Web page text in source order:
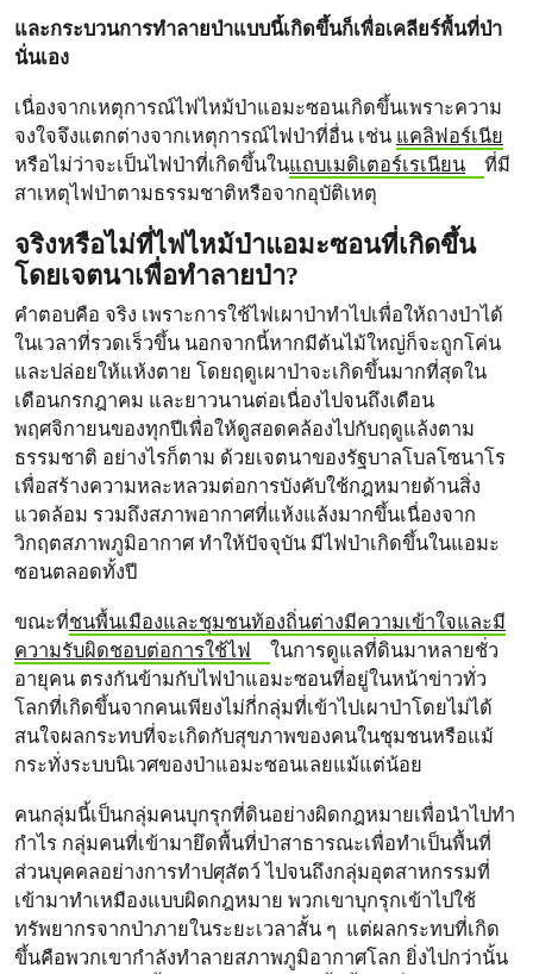
และกระบวนการทำลายป่าแบบนี้เกิดขึ้นก็เพื่อเคลียร์พื้นที่ป่า
นั่นเอง
เนื่องจากเหตุการณ์ไฟไหม้ป่าแอมะซอนเกิดขึ้นเพราะความ
จงใจจึงแตกต่างจากเหตุการณ์ไฟป่าที่อื่น เช่น แคลิฟอร์เนีย
หรือไม่ว่าจะเป็นไฟป่าที่เกิดขึ้นในแถบเมดิเตอร์เรเนียน
ที่มี
สาเหตุไฟป่าตามธรรมชาติหรือจากอุบัติเหตุ
จริงหรือไม่ที่ไฟไหม้ป่าแอมะซอนที่เกิดขึ้น
โดยเจตนาเพื่อทำลายป่า?
คำตอบคือ จริง เพราะการใช้ไฟเผาป่าทำไปเพื่อให้ถางป่าได้
ในเวลาที่รวดเร็วขึ้น นอกจากนี้หากมีต้นไม้ใหญ่ก็จะถูกโค่น
และปล่อยให้แห้งตาย โดยฤดูเผาป่าจะเกิดขึ้นมากที่สุดใน
เดือนกรกฎาคม และยาวนานต่อเนื่องไปจนถึงเดือน
พฤศจิกายนของทุกปีเพื่อให้ดูสอดคล้องไปกับฤดูแล้งตาม
ธรรมชาติ อย่างไรก็ตาม ด้วยเจตนาของรัฐบาลโบลโซนาโร
เพื่อสร้างความหละหลวมต่อการบังคับใช้กฎหมายด้านสิ่ง
แวดล้อม รวมถึงสภาพอากาศที่แห้งแล้งมากขึ้นเนื่องจาก
วิกฤตสภาพภูมิอากาศ ทำให้ปัจจุบัน มีไฟป่าเกิดขึ้นในแอมะ
ซอนตลอดทั้งปี
ขณะที่ชนพื้นเมืองและชุมชนท้องถิ่นต่างมีความเข้าใจและมี
ความรับผิดชอบต่อการใช้ไฟ
ในการดูแลที่ดินมาหลายชั่ว
อายุคน ตรงกันข้ามกับไฟป่าแอมะซอนที่อยู่ในหน้าข่าวทั่ว
โลกที่เกิดขึ้นจากคนเพียงไม่กี่กลุ่มที่เข้าไปเผาป่าโดยไม่ได้
สนใจผลกระทบที่จะเกิดกับสุขภาพของคนในชุมชนหรือแม้
กระทั่งระบบนิเวศของป่าแอมะซอนเลยแม้แต่น้อย
คนกลุ่มนี้เป็นกลุ่มคนบุกรุกที่ดินอย่างผิดกฎหมายเพื่อนำไปทำ
กำไร กลุ่มคนที่เข้ามายึดพื้นที่ป่าสาธารณะเพื่อทำเป็นพื้นที่
ส่วนบุคคลอย่างการทำปศุสัตว์ ไปจนถึงกลุ่มอุตสาหกรรมที่
เข้ามาทำเหมืองแบบผิดกฎหมาย พวกเขาบุกรุกเข้าไปใช้
ทรัพยากรจากป่าภายในระยะเวลาสั้น ๆ แต่ผลกระทบที่เกิด
ขึ้นคือพวกเขากำลังทำลายสภาพภูมิอากาศโลก ยิ่งไปกว่านั้น